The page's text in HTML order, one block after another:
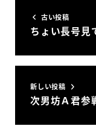
古い投稿
ちょい長号見
新しい投稿
次男坊Ａ君参戦